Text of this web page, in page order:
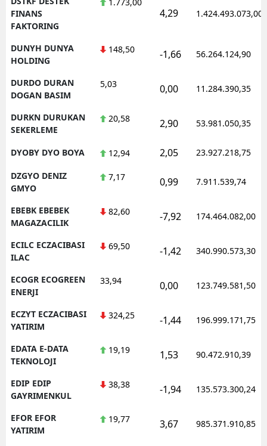
FINANS
FAKTORING
4,29 1.424.493.073,00
DUNYH DUNYA
HOLDING
148,50 -1,66 56.264.124,90
DURDO DURAN
DOGAN BASIM
5,03 0,00 11.284.390,35
DURKN DURUKAN
SEKERLEME
20,58 2,90 53.981.050,35
DYOBY DYO BOYA 12,94 2,05 23.927.218,75
DZGYO DENIZ
GMYO
7,17 0,99 7.911.539,74
EBEBK EBEBEK
MAGAZACILIK
82,60 -7,92 174.464.082,00
ECILC ECZACIBASI
ILAC
69,50 -1,42 340.990.573,30
ECOGR ECOGREEN
ENERJI
33,94 0,00 123.749.581,50
ECZYT ECZACIBASI
YATIRIM
324,25 -1,44 196.999.171,75
EDATA E-DATA
TEKNOLOJI
19,19 1,53 90.472.910,39
EDIP EDIP
GAYRIMENKUL
38,38 -1,94 135.573.300,24
EFOR EFOR
YATIRIM
19,77 3,67 985.371.910,85